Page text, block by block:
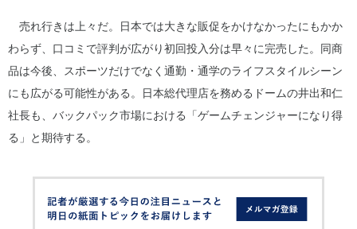
売れ行きは上々だ。日本では大きな販促をかけなかったにもかか
わらず、口コミで評判が広がり初回投入分は早々に完売した。同商
品は今後、スポーツだけでなく通勤・通学のライフスタイルシーン
にも広がる可能性がある。日本総代理店を務めるドームの井出和仁
社長も、バックパック市場における「ゲームチェンジャーになり得
る」と期待する。